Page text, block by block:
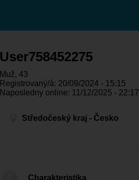
User758452275
Muž, 43
Registrovaný/á: 20/09/2024 - 15:15
Naposledny online: 11/12/2025 - 22:17
Středočeský kraj - Česko
Charakteristika